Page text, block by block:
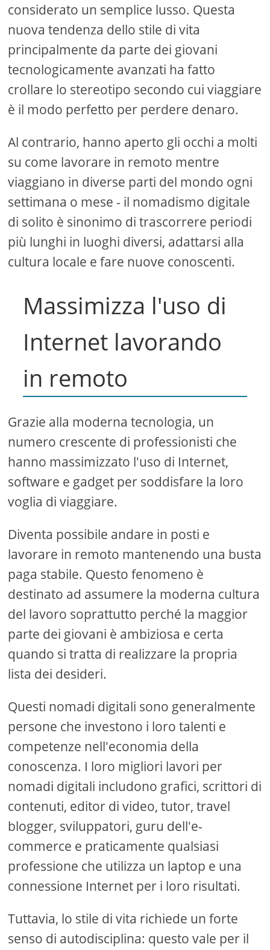
considerato un semplice lusso. Questa
nuova tendenza dello stile di vita
principalmente da parte dei giovani
tecnologicamente avanzati ha fatto
crollare lo stereotipo secondo cui viaggiare
è il modo perfetto per perdere denaro.
Al contrario, hanno aperto gli occhi a molti
su come lavorare in remoto mentre
viaggiano in diverse parti del mondo ogni
settimana o mese - il nomadismo digitale
di solito è sinonimo di trascorrere periodi
più lunghi in luoghi diversi, adattarsi alla
cultura locale e fare nuove conoscenti.
Massimizza l'uso di
Internet lavorando
in remoto
Grazie alla moderna tecnologia, un
numero crescente di professionisti che
hanno massimizzato l'uso di Internet,
software e gadget per soddisfare la loro
voglia di viaggiare.
Diventa possibile andare in posti e
lavorare in remoto mantenendo una busta
paga stabile. Questo fenomeno è
destinato ad assumere la moderna cultura
del lavoro soprattutto perché la maggior
parte dei giovani è ambiziosa e certa
quando si tratta di realizzare la propria
lista dei desideri.
Questi nomadi digitali sono generalmente
persone che investono i loro talenti e
competenze nell'economia della
conoscenza. I loro migliori lavori per
nomadi digitali includono grafici, scrittori di
contenuti, editor di video, tutor, travel
blogger, sviluppatori, guru dell'e-
commerce e praticamente qualsiasi
professione che utilizza un laptop e una
connessione Internet per i loro risultati.
Tuttavia, lo stile di vita richiede un forte
senso di autodisciplina: questo vale per il